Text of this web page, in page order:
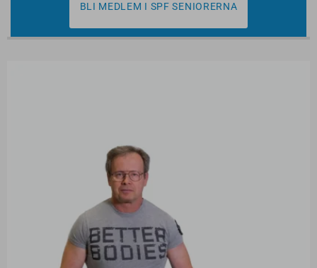
BLI MEDLEM I SPF SENIORERNA